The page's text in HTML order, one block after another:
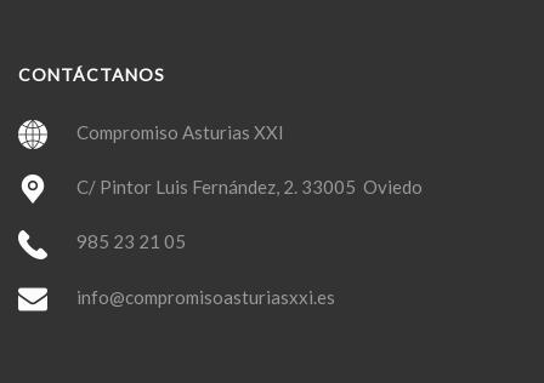
CONTÁCTANOS
Compromiso Asturias XXI
C/ Pintor Luis Fernández, 2. 33005 Oviedo
985 23 21 05
info@compromisoasturiasxxi.es